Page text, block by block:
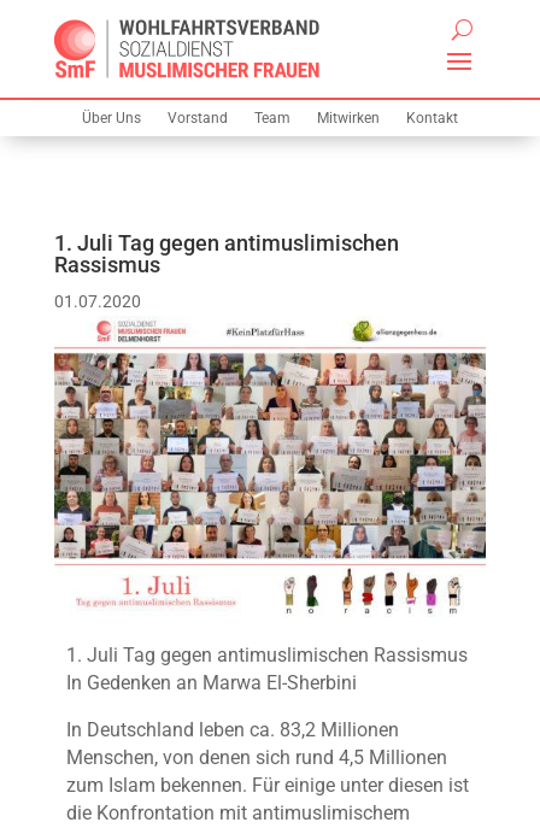
Über Uns Vorstand Team Mitwirken Kontakt
1. Juli Tag gegen antimuslimischen
Rassismus
01.07.2020
1. Juli Tag gegen antimuslimischen Rassismus
In Gedenken an Marwa El-Sherbini
In Deutschland leben ca. 83,2 Millionen
Menschen, von denen sich rund 4,5 Millionen
zum Islam bekennen. Für einige unter diesen ist
die Konfrontation mit antimuslimischem